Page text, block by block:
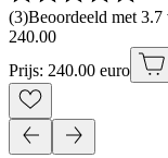
(3)Beoordeeld met
240.00
Prijs: 240.00 euro